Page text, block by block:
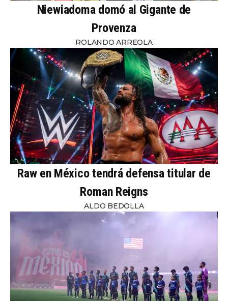
Niewiadoma domó al Gigante de
Provenza
ROLANDO ARREOLA
Raw en México tendrá defensa titular de
Roman Reigns
ALDO BEDOLLA